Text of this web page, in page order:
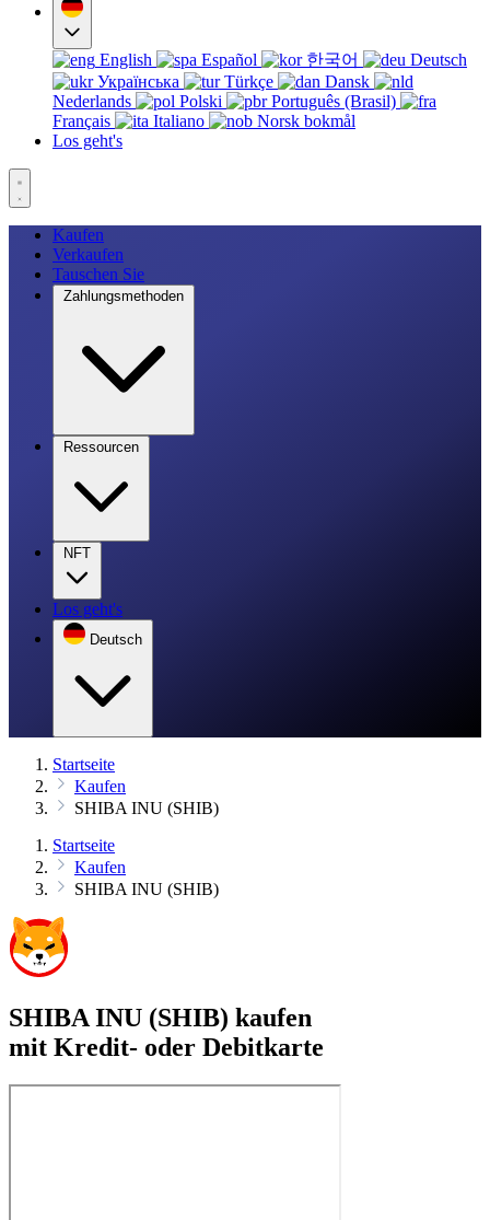
English Español 한국어
Deutsch
Українська
Türkçe
Dansk
Nederlands
Polski
Português (Brasil)
Français
Italiano
Norsk bokmål
Los geht's
Kaufen
Verkaufen
Tauschen Sie
Zahlungsmethoden
Ressourcen
NFT
Los geht's
Deutsch
Startseite
Kaufen
SHIBA INU (SHIB)
Startseite
Kaufen
SHIBA INU (SHIB)
SHIBA INU (SHIB) kaufen
mit Kredit- oder Debitkarte